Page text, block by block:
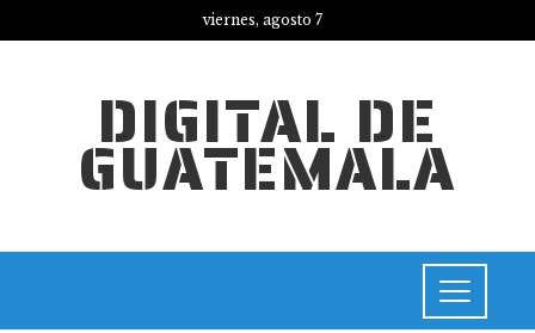
viernes, agosto 7
DIGITAL DE
GUATEMALA